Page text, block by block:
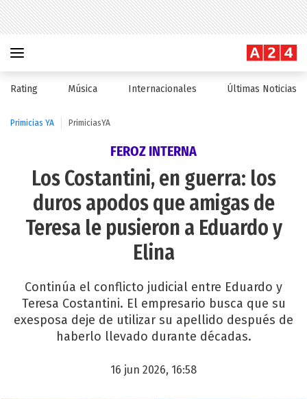
Rating Música Internacionales Últimas Noticias
Primicias YA PrimiciasYA
FEROZ INTERNA
Los Costantini, en guerra: los
duros apodos que amigas de
Teresa le pusieron a Eduardo y
Elina
Continúa el conflicto judicial entre Eduardo y
Teresa Costantini. El empresario busca que su
exesposa deje de utilizar su apellido después de
haberlo llevado durante décadas.
16 jun 2026, 16:58